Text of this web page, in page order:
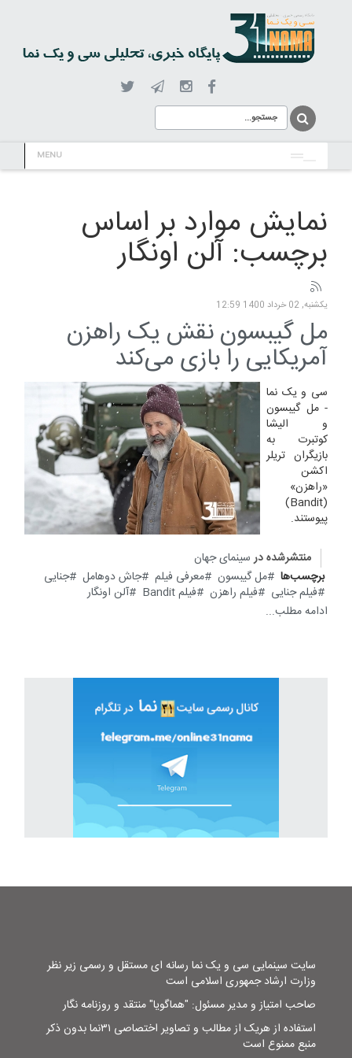
MENU
نمایش موارد بر اساس
برچسب: آلن اونگار
یکشنبه, 02 خرداد 1400 12:59
مل گیبسون نقش یک راهزن
آمریکایی را بازی می‌کند
سی و یک نما
- مل گیبسون
و الیشا
كوتبرت به
بازیگران تریلر
اکشن
«راهزن»
(Bandit)
پیوستند.
منتشرشده در سینمای جهان
برچسب‌ها
مل گیبسون معرفی فیلم جاش دوهامل
جنایی
فیلم جنایی
فیلم راهزن فیلم Bandit
آلن اونگار
ادامه مطلب...
سایت سینمایی سی و یک نما رسانه ای مستقل و رسمی زیر نظر
وزارت ارشاد جمهوری اسلامی است
صاحب امتیاز و مدیر مسئول: "هماگویا" منتقد و روزنامه نگار
استفاده از هریک از مطالب و تصاویر اختصاصی ۳۱نما بدون ذکر
منبع ممنوع است